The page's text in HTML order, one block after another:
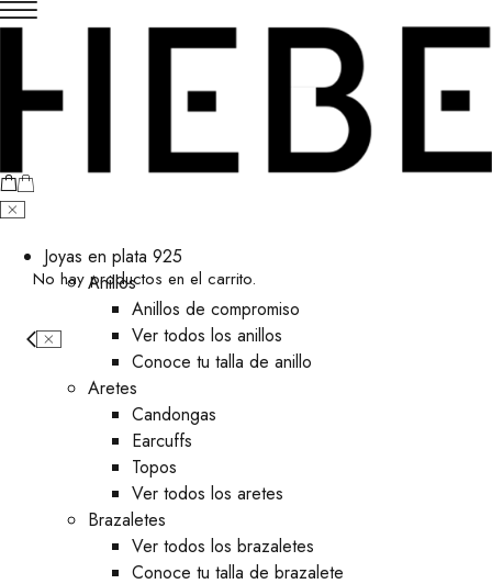
No hay productos en el carrito.
Joyas en plata 925
Anillos
Anillos de compromiso
Ver todos los anillos
Conoce tu talla de anillo
Aretes
⁠Candongas
Earcuffs
Topos
Ver todos los aretes
Brazaletes
Ver todos los brazaletes
Conoce tu talla de brazalete